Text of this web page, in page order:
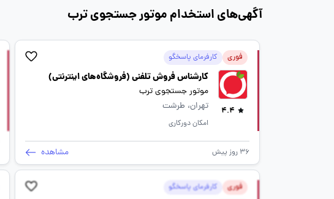
آگهی‌های استخدام موتور جستجوی ترب
فوری کارفرمای پاسخگو
4.4
کارشناس فروش تلفنی (فروشگاه‌های اینترنتی)
موتور جستجوی ترب
تهران، طرشت
امکان دورکاری
36 روز پیش مشاهده
فوری کارفرمای پاسخگو